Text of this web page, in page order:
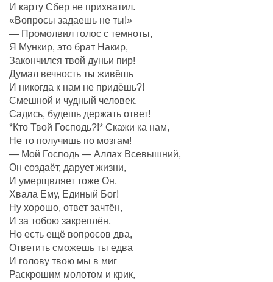
И карту Сбер не прихватил.
«Вопросы задаешь не ты!»
— Промолвил голос с темноты,
Я Мункир, это брат Накир,_
Закончился твой дуньи пир!
Думал вечность ты живёшь
И никогда к нам не придёшь?!
Смешной и чудный человек,
Садись, будешь держать ответ!
*Кто Твой Господь?!* Скажи ка нам,
Не то получишь по мозгам!
— Мой Господь — Аллах Всевышний,
Он создаëт, дарует жизни,
И умерщвляет тоже Он,
Хвала Ему, Единый Бог!
Ну хорошо, ответ зачтëн,
И за тобою закреплëн,
Но есть ещё вопросов два,
Ответить сможешь ты едва
И голову твою мы в миг
Раскрошим молотом и крик,